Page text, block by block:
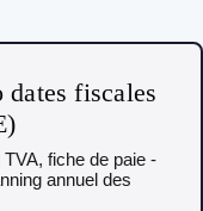
dates fiscales
fiche de paie -
annuel des